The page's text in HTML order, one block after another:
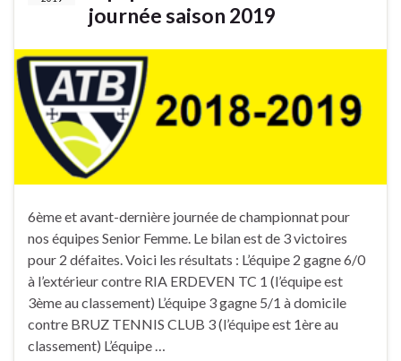
journée saison 2019
6ème et avant-dernière journée de championnat pour
nos équipes Senior Femme. Le bilan est de 3 victoires
pour 2 défaites. Voici les résultats : L’équipe 2 gagne 6/0
à l’extérieur contre RIA ERDEVEN TC 1 (l’équipe est
3ème au classement) L’équipe 3 gagne 5/1 à domicile
contre BRUZ TENNIS CLUB 3 (l’équipe est 1ère au
classement) L’équipe …